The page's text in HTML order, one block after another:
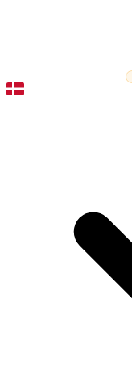
Flyttefirmaer